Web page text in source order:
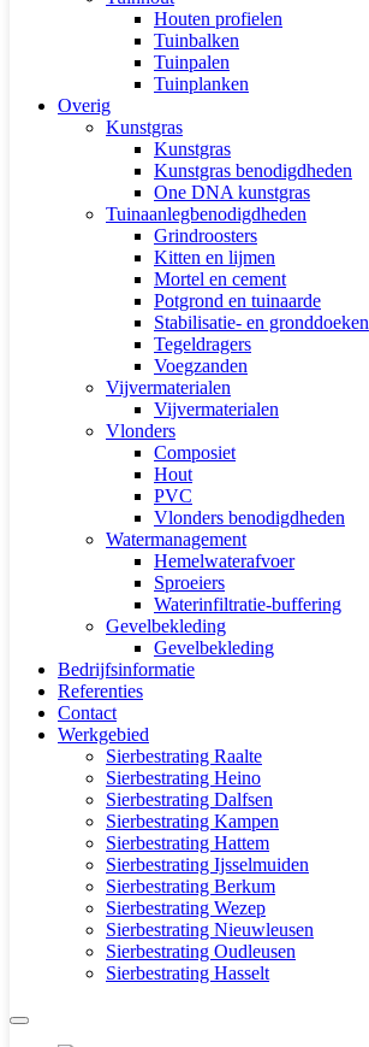
Houten profielen
Tuinbalken
Tuinpalen
Tuinplanken
Overig
Kunstgras
Kunstgras
Kunstgras benodigdheden
One DNA kunstgras
Tuinaanlegbenodigdheden
Grindroosters
Kitten en lijmen
Mortel en cement
Potgrond en tuinaarde
Stabilisatie- en gronddoeken
Tegeldragers
Voegzanden
Vijvermaterialen
Vijvermaterialen
Vlonders
Composiet
Hout
PVC
Vlonders benodigdheden
Watermanagement
Hemelwaterafvoer
Sproeiers
Waterinfiltratie-buffering
Gevelbekleding
Gevelbekleding
Bedrijfsinformatie
Referenties
Contact
Werkgebied
Sierbestrating Raalte
Sierbestrating Heino
Sierbestrating Dalfsen
Sierbestrating Kampen
Sierbestrating Hattem
Sierbestrating Ijsselmuiden
Sierbestrating Berkum
Sierbestrating Wezep
Sierbestrating Nieuwleusen
Sierbestrating Oudleusen
Sierbestrating Hasselt